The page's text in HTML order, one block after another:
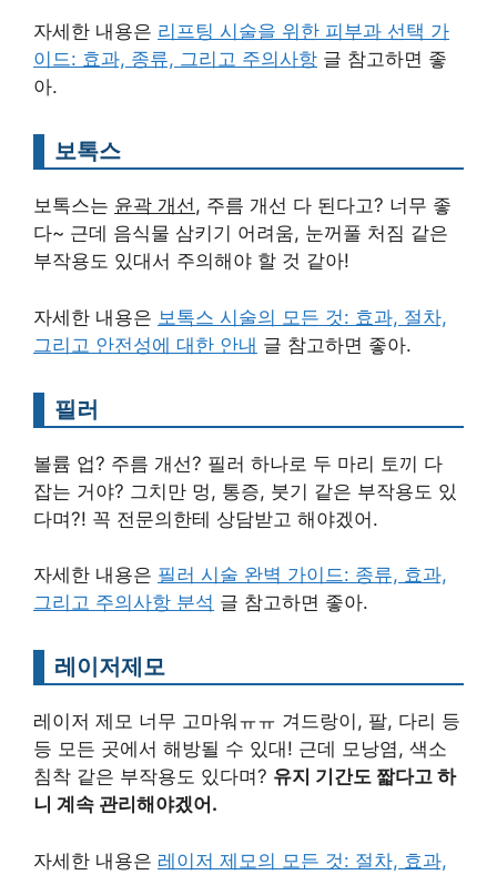
자세한 내용은 리프팅 시술을 위한 피부과 선택 가
이드: 효과, 종류, 그리고 주의사항 글 참고하면 좋
아.
보톡스
보톡스는 윤곽 개선, 주름 개선 다 된다고? 너무 좋
다~ 근데 음식물 삼키기 어려움, 눈꺼풀 처짐 같은
부작용도 있대서 주의해야 할 것 같아!
자세한 내용은 보톡스 시술의 모든 것: 효과, 절차,
그리고 안전성에 대한 안내 글 참고하면 좋아.
필러
볼륨 업? 주름 개선? 필러 하나로 두 마리 토끼 다
잡는 거야? 그치만 멍, 통증, 붓기 같은 부작용도 있
다며?! 꼭 전문의한테 상담받고 해야겠어.
자세한 내용은 필러 시술 완벽 가이드: 종류, 효과,
그리고 주의사항 분석 글 참고하면 좋아.
레이저제모
레이저 제모 너무 고마워ㅠㅠ 겨드랑이, 팔, 다리 등
등 모든 곳에서 해방될 수 있대! 근데 모낭염, 색소
침착 같은 부작용도 있다며? 유지 기간도 짧다고 하
니 계속 관리해야겠어.
자세한 내용은 레이저 제모의 모든 것: 절차, 효과,